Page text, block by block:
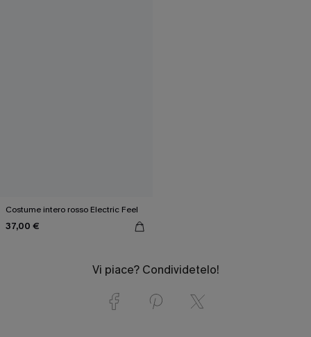
Costume intero rosso Electric Feel
37,00 €
Vi piace? Condividetelo!